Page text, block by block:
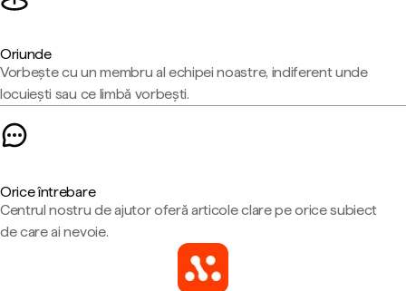
Oriunde
Vorbește cu un membru al echipei noastre, indiferent unde
locuiești sau ce limbă vorbești.
Orice întrebare
Centrul nostru de ajutor oferă articole clare pe orice subiect
de care ai nevoie.